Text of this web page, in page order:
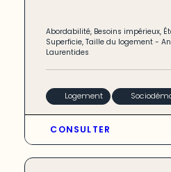
Abordabilité, Besoins impérieux,
Superficie,Taille du logement -
Laurentides
Logement
CONSULTER